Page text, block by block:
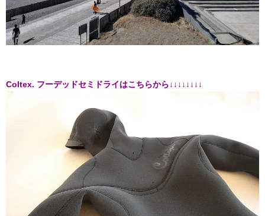
Coltex. フーデッドセミドライはこちらから↓↓↓↓↓↓↓↓